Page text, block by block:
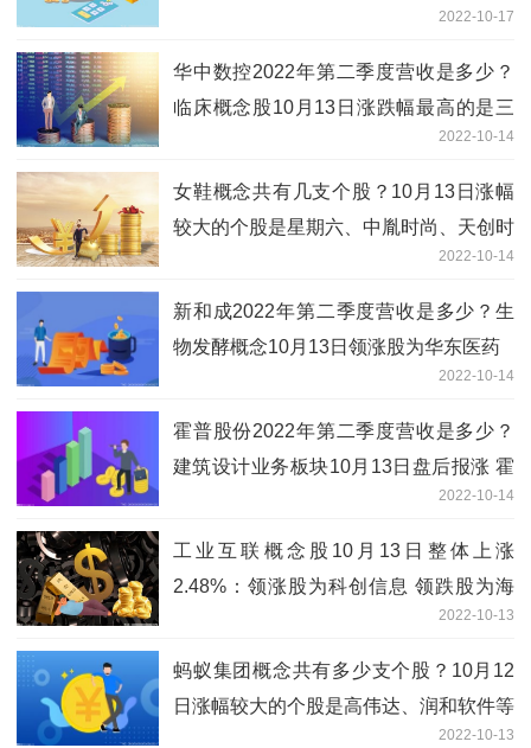
2022-10-17
华中数控2022年第二季度营收是多少？
临床概念股10月13日涨跌幅最高的是三
2022-10-14
女鞋概念共有几支个股？10月13日涨幅
较大的个股是星期六、中胤时尚、天创时
2022-10-14
新和成2022年第二季度营收是多少？生
物发酵概念10月13日领涨股为华东医药
2022-10-14
霍普股份2022年第二季度营收是多少？
建筑设计业务板块10月13日盘后报涨 霍
2022-10-14
工业互联概念股10月13日整体上涨
2.48%：领涨股为科创信息 领跌股为海
2022-10-13
蚂蚁集团概念共有多少支个股？10月12
日涨幅较大的个股是高伟达、润和软件等
2022-10-13